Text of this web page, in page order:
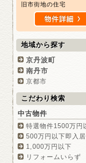
旧市街地の住宅
地域から探す
京丹波町
南丹市
京都市
こだわり検索
中古物件
特選物件1500万円
500万円以下即入居
1,000万円以下
リフォームいらず